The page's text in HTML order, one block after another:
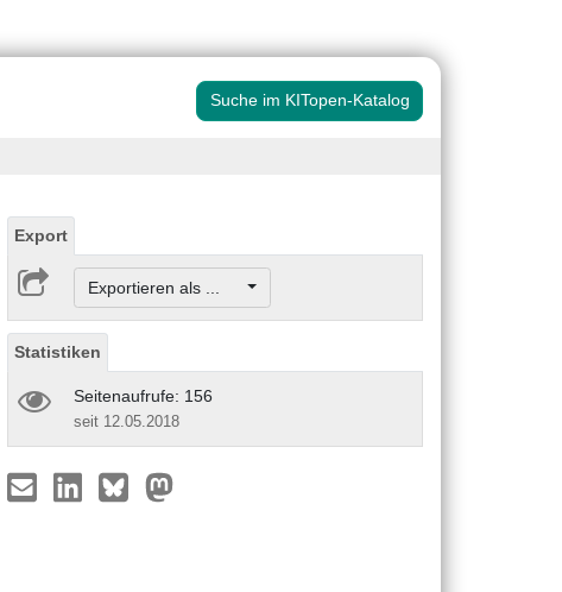
Suche im KITopen-Katalog
Export
Exportieren als ...
Statistiken
Seitenaufrufe: 156
seit 12.05.2018